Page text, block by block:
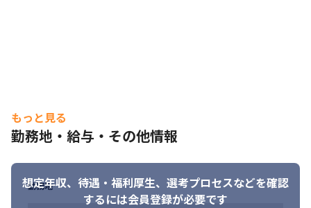
もっと見る
勤務地・給与・その他情報
想定年収、待遇・福利厚生、 選考プロセスなどを確認
するには会員登録が必要です
勤務地